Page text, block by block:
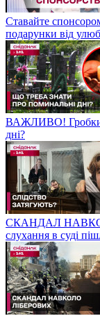
Ставайте
подарунки від
ВАЖЛИВО! Гробки
дні?
СКАНДАЛ
слухання в суді